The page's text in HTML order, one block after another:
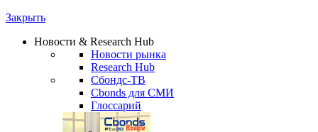
Закрыть
Новости & Research Hub
Новости рынка
Research Hub
Сбондс-ТВ
Cbonds для СМИ
Глоссарий